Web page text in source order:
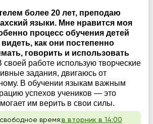
более 20 лет, преподаю
языки. Мне нравится моя
процесс обучения детей
как они постепенно
говорить и использовать
своей работе использую творческие
задания, двигаюсь от
В обучении языкам важным
успехов учеников — это
им верить в свои силы.
время:в вторник в 14:00